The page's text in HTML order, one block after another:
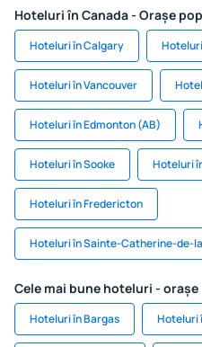
Hoteluri în Canada - Orașe
Hoteluri în Calgary
Hoteluri în Vancouver
Hoteluri în Edmonton (AB)
Hoteluri în Sooke Hoteluri
Hoteluri în Fredericton
Hoteluri în Sainte-Catherine-de-
Cele mai bune hoteluri - orașe
Hoteluri în Bargas Hoteluri